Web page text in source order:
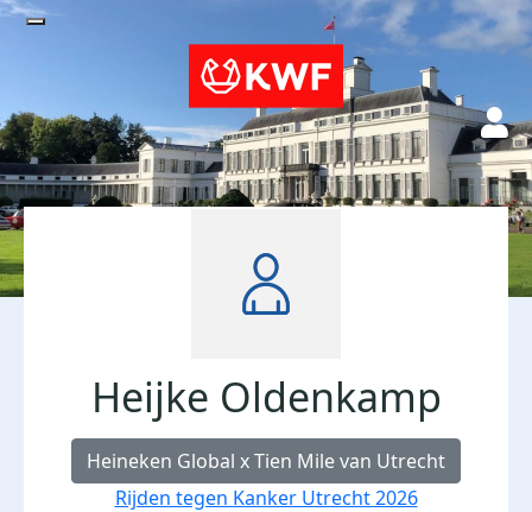
Heijke Oldenkamp
Heineken Global x Tien Mile van Utrecht
Rijden tegen Kanker Utrecht 2026